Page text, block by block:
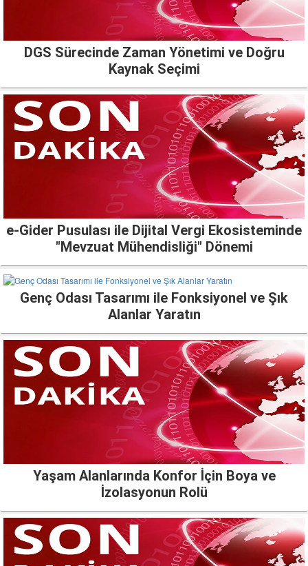
DGS Sürecinde Zaman Yönetimi ve Doğru
Kaynak Seçimi
e-Gider Pusulası ile Dijital Vergi Ekosisteminde
"Mevzuat Mühendisliği" Dönemi
Genç Odası Tasarımı ile Fonksiyonel ve Şık
Alanlar Yaratın
Yaşam Alanlarında Konfor İçin Boya ve
İzolasyonun Rolü